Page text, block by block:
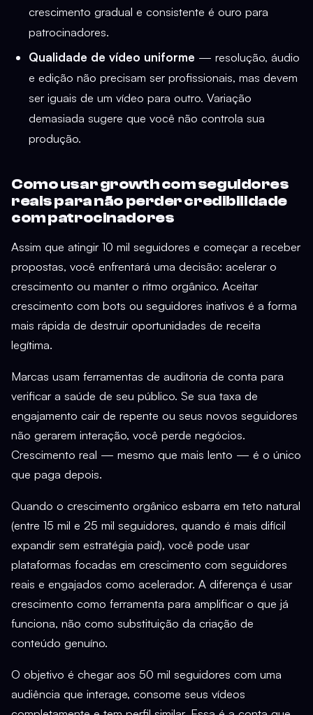
crescimento gradual e consistente é ouro para
patrocinadores.
Qualidade de vídeo uniforme — resolução, áudio
e edição não precisam ser profissionais, mas devem
ser iguais de um vídeo para outro. Variação
demasiada sugere que você não controla sua
produção.
Como usar growth com seguidores
reais para não perder credibilidade
com patrocinadores
Assim que atingir 10 mil seguidores e começar a receber
propostas, você enfrentará uma decisão: acelerar o
crescimento ou manter o ritmo orgânico. Aceitar
crescimento com bots ou seguidores inativos é a forma
mais rápida de destruir oportunidades de receita
legítima.
Marcas usam ferramentas de auditoria de conta para
verificar a saúde de seu público. Se sua taxa de
engajamento cair de repente ou seus novos seguidores
não gerarem interação, você perde negócios.
Crescimento real — mesmo que mais lento — é o único
que paga depois.
Quando o crescimento orgânico esbarra em teto natural
(entre 15 mil e 25 mil seguidores, quando é mais difícil
expandir sem estratégia paid), você pode usar
plataformas focadas em crescimento com seguidores
reais e engajados como acelerador. A diferença é usar
crescimento como ferramenta para amplificar o que já
funciona, não como substituição da criação de
conteúdo genuíno.
O objetivo é chegar aos 50 mil seguidores com uma
audiência que interage, consome seus vídeos